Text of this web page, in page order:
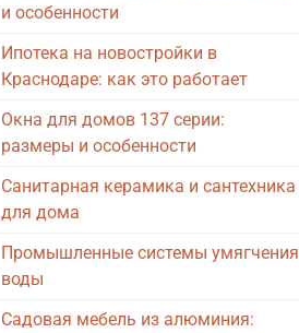
и особенности
Ипотека на новостройки в
Краснодаре: как это работает
Окна для домов 137 серии:
размеры и особенности
Санитарная керамика и сантехника
для дома
Промышленные системы умягчения
воды
Садовая мебель из алюминия: